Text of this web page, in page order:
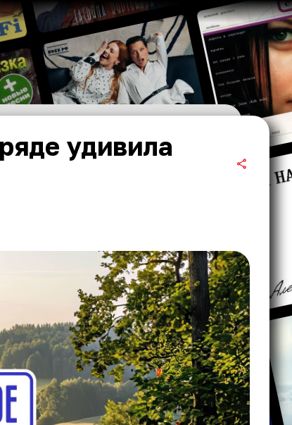
удивила